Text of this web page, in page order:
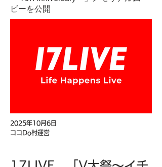
ビーを公開
2025年10月6日
ココDo村運営